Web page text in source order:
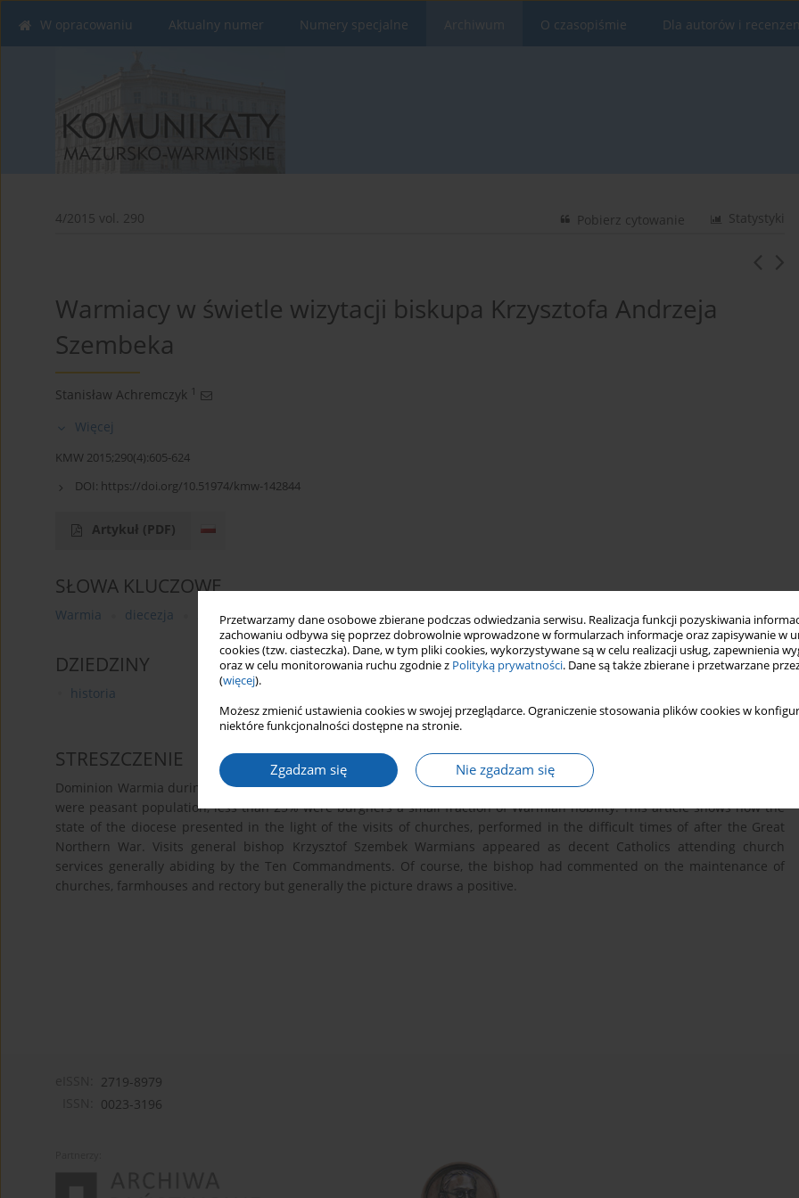
Przetwarzamy dane osobowe zbierane podczas odwiedzania serwisu. Realizacja funkcji pozyskiwania
zachowaniu odbywa się poprzez dobrowolnie wprowadzone w formularzach informacje oraz zapisywanie w
cookies (tzw. ciasteczka). Dane, w tym pliki cookies, wykorzystywane są w celu realizacji usług, zapewnienia
oraz w celu monitorowania ruchu zgodnie z Polityką prywatności. Dane są także zbierane i przetwarzane
(więcej).
Możesz zmienić ustawienia cookies w swojej przeglądarce. Ograniczenie stosowania plików cookies w
niektóre funkcjonalności dostępne na stronie.
Zgadzam się Nie zgadzam się
W opracowaniu Aktualny numer Numery specjalne Archiwum O czasopiśmie Dla autorów i
4/2015 vol. 290 Statystyki
Pobierz cytowanie
Warmiacy w świetle wizytacji biskupa Krzysztofa Andrzeja
Szembeka
Stanisław Achremczyk 1
Więcej
KMW 2015;290(4):605-624
DOI: https://doi.org/10.51974/kmw-142844
Artykuł (PDF)
SŁOWA KLUCZOWE
Warmia diecezja Szembek wizytacje kościelne
DZIEDZINY
historia
STRESZCZENIE
Dominion Warmia during the reign of bishopChristopher Szembeka wasinhabited by about 90 000 people. Most of them
were peasant population, less than 25% were burghers a small fraction of Warmian nobility. This article shows how the
state of the diocese presented in the light of the visits of churches, performed in the difficult times of after the Great
Northern War. Visits general bishop Krzysztof Szembek Warmians appeared as decent Catholics attending church
services generally abiding by the Ten Commandments. Of course, the bishop had commented on the maintenance of
churches, farmhouses and rectory but generally the picture draws a positive.
2719-8979
0023-3196